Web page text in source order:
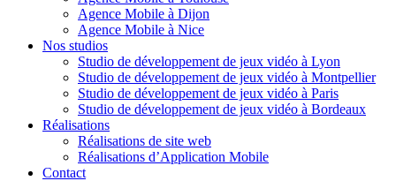
Agence Mobile à Dijon
Agence Mobile à Nice
Nos studios
Studio de développement de jeux vidéo à Lyon
Studio de développement de jeux vidéo à Montpellier
Studio de développement de jeux vidéo à Paris
Studio de développement de jeux vidéo à Bordeaux
Réalisations
Réalisations de site web
Réalisations d’Application Mobile
Contact